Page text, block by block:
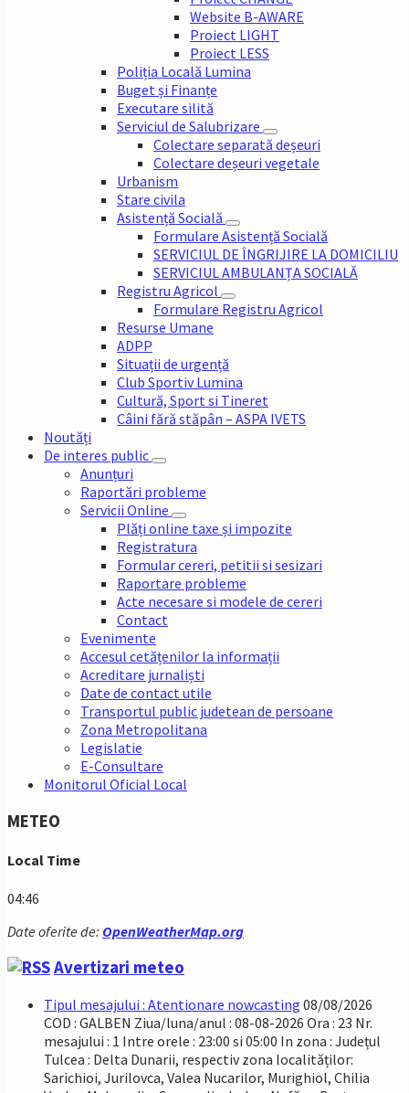
Website B-AWARE
Proiect LIGHT
Proiect LESS
Poliția Locală Lumina
Buget și Finanțe
Executare silită
Serviciul de Salubrizare
Colectare separată deșeuri
Colectare deșeuri vegetale
Urbanism
Stare civila
Asistență Socială
Formulare Asistență Socială
SERVICIUL DE ÎNGRIJIRE LA DOMICILIU
SERVICIUL AMBULANȚA SOCIALĂ
Registru Agricol
Formulare Registru Agricol
Resurse Umane
ADPP
Situații de urgență
Club Sportiv Lumina
Cultură, Sport si Tineret
Câini fără stăpân – ASPA IVETS
Noutăți
De interes public
Anunțuri
Raportări probleme
Servicii Online
Plăți online taxe și impozite
Registratura
Formular cereri, petitii si sesizari
Raportare probleme
Acte necesare si modele de cereri
Contact
Evenimente
Accesul cetățenilor la informații
Acreditare jurnaliști
Date de contact utile
Transportul public judetean de persoane
Zona Metropolitana
Legislatie
E-Consultare
Monitorul Oficial Local
METEO
Local Time
04:46
Date oferite de: OpenWeatherMap.org
Avertizari meteo
Tipul mesajului : Atentionare nowcasting 08/08/2026
COD : GALBEN Ziua/luna/anul : 08-08-2026 Ora : 23 Nr.
mesajului : 1 Intre orele : 23:00 si 05:00 In zona : Județul
Tulcea : Delta Dunarii, respectiv zona localităților:
Sarichioi, Jurilovca, Valea Nucarilor, Murighiol, Chilia